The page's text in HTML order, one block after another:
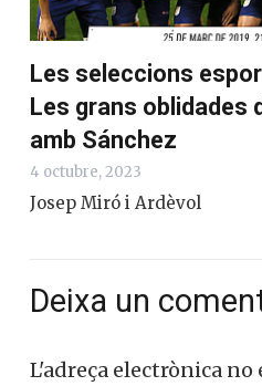
Les seleccions
Les grans oblidades
amb Sánchez
4 octubre, 2023
Josep Miró i Ardèvol
Deixa un
L'adreça electrònica no